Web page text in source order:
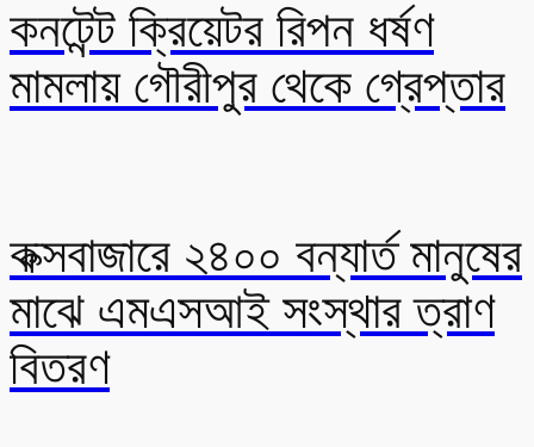
কনটেন্ট ক্রিয়েটর রিপন ধর্ষণ
মামলায় গৌরীপুর থেকে গ্রেপ্তার
কক্সবাজারে ২৪০০ বন্যার্ত মানুষের
মাঝে এমএসআই সংস্থার ত্রাণ
বিতরণ